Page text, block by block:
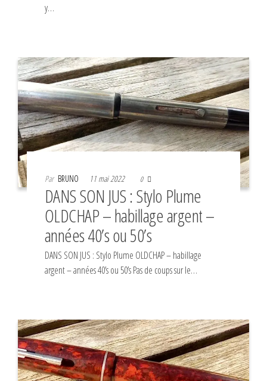
y…
Par BRUNO 11 mai 2022 0
DANS SON JUS : Stylo Plume
OLDCHAP – habillage argent –
années 40’s ou 50’s
DANS SON JUS : Stylo Plume OLDCHAP – habillage
argent – années 40’s ou 50’s Pas de coups sur le…